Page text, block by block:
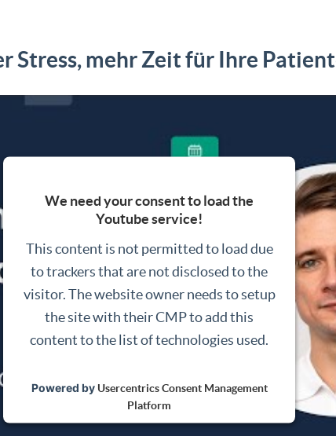
Stress, mehr Zeit für Ihre
We need your consent to load the
Youtube service!
This content is not permitted to load due
to trackers that are not disclosed to the
visitor. The website owner needs to setup
the site with their CMP to add this
content to the list of technologies used.
Powered by Usercentrics Consent Management
Platform